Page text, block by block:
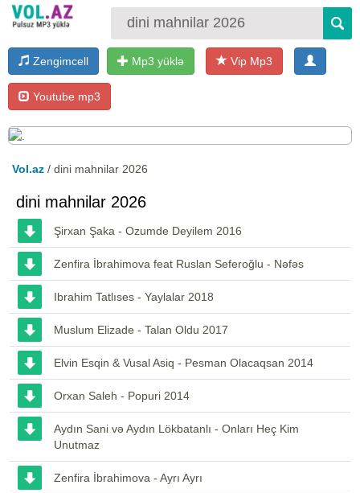
Zengimcell Mp3 yüklə Vip Mp3
Youtube mp3
Vol.az / dini mahnilar 2026
dini mahnilar 2026
Şirxan Şaka - Ozumde Deyilem 2016
Zenfira İbrahimova feat Ruslan Seferoğlu - Nəfəs
Ibrahim Tatlıses - Yaylalar 2018
Muslum Elizade - Talan Oldu 2017
Elvin Esqin & Vusal Asiq - Pesman Olacaqsan 2014
Orxan Saleh - Popuri 2014
Aydın Sani və Aydın Lökbatanlı - Onları Heç Kim
Unutmaz
Zenfira İbrahimova - Ayrı Ayrı